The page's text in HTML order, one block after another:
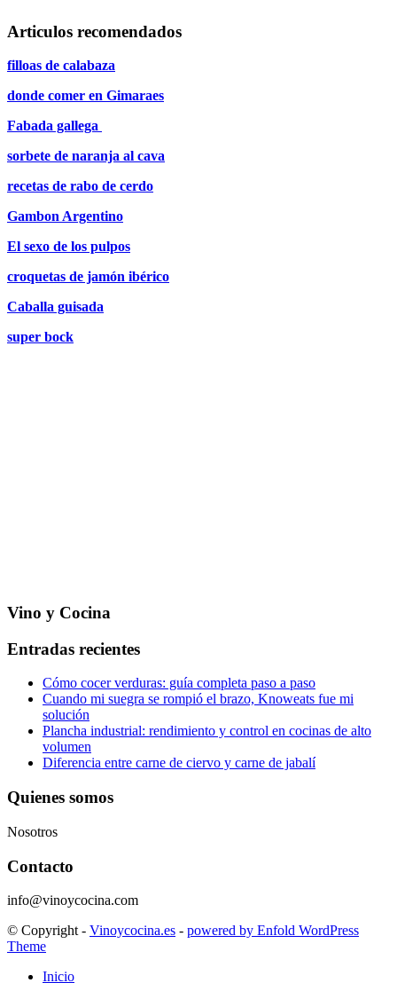
Articulos recomendados
filloas de calabaza
donde comer en Gimaraes
Fabada gallega
sorbete de naranja al cava
recetas de rabo de cerdo
Gambon Argentino
El sexo de los pulpos
croquetas de jamón ibérico
Caballa guisada
super bock
Vino y Cocina
Entradas recientes
Cómo cocer verduras: guía completa paso a paso
Cuando mi suegra se rompió el brazo, Knoweats fue mi
solución
Plancha industrial: rendimiento y control en cocinas de alto
volumen
Diferencia entre carne de ciervo y carne de jabalí
Quienes somos
Nosotros
Contacto
info@vinoycocina.com
© Copyright - Vinoycocina.es - powered by Enfold WordPress
Theme
Inicio